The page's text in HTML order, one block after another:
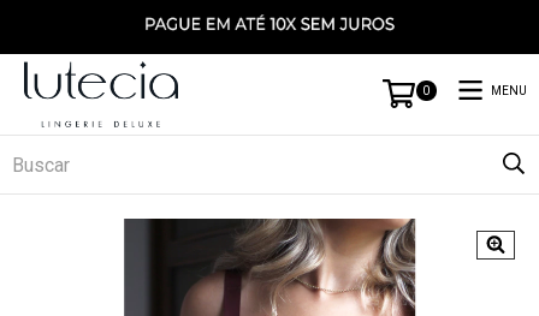
0 MENU